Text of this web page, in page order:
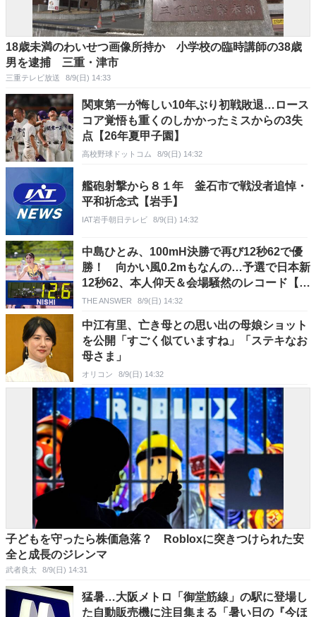
18歳未満のわいせつ画像所持か 小学校の臨時講師の38歳
男を逮捕 三重・津市
三重テレビ放送 8/9(日) 14:33
関東第一が悔しい10年ぶり初戦敗退…ロース
コア覚悟も重くのしかかったミスからの3失
点【26年夏甲子園】
高校野球ドットコム 8/9(日) 14:32
艦砲射撃から８１年 釜石市で戦没者追悼・
平和祈念式【岩手】
IAT岩手朝日テレビ 8/9(日) 14:32
中島ひとみ、100mH決勝で再び12秒62で優
勝！ 向かい風0.2mもなんの…予選で日本新
12秒62、本人仰天＆会場騒然のレコード【富
士北麓WT】
THE ANSWER 8/9(日) 14:32
中江有里、亡き母との思い出の母娘ショット
を公開「すごく似ていますね」「ステキなお
母さま」
オリコン 8/9(日) 14:32
子どもを守ったら株価急落？ Robloxに突きつけられた安
全と成長のジレンマ
武者良太 8/9(日) 14:31
猛暑…大阪メトロ「御堂筋線」の駅に登場し
た自動販売機に注目集まる「暑い日の『今ほ